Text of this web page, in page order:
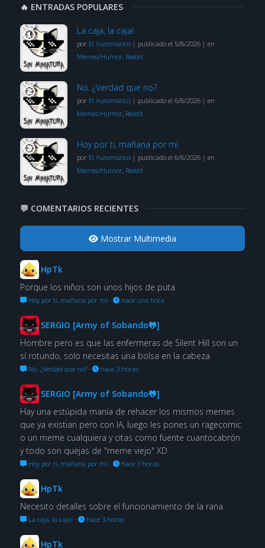
🔥 ENTRADAS POPULARES
La caja, la caja!
por El Automático| publicado el 5/8/2026| en
Memes/Humor, Reddit
No. ¿Verdad que no?
por El Automático| publicado el 6/8/2026| en
Memes/Humor, Reddit
Hoy por ti, mañana por mí
por El Automático| publicado el 6/8/2026| en
Memes/Humor, Reddit
💬 COMENTARIOS RECIENTES
Mostrar Multimedia
HpTk
Porque los niños son unos hijos de puta.
Hoy por ti, mañana por mí· hace una hora
SERGIO [Army of Sobando🐸]
Hombre pero es que las enfermeras de Silent Hill son un
sí rotundo, solo necesitas una bolsa en la cabeza
No. ¿Verdad que no?· hace 3 horas
SERGIO [Army of Sobando🐸]
Hay una estúpida manía de rehacer los mismos memes
que ya existian pero con IA, luego les pones un ragecomic
o un meme cualquiera y citas como fuente cuantocabrón
y todo son quejas de "meme viejo" XD
Hoy por ti, mañana por mí· hace 3 horas
HpTk
Necesito detalles sobre el funcionamiento de la rana.
La caja, la caja! · hace 3 horas
HpTk